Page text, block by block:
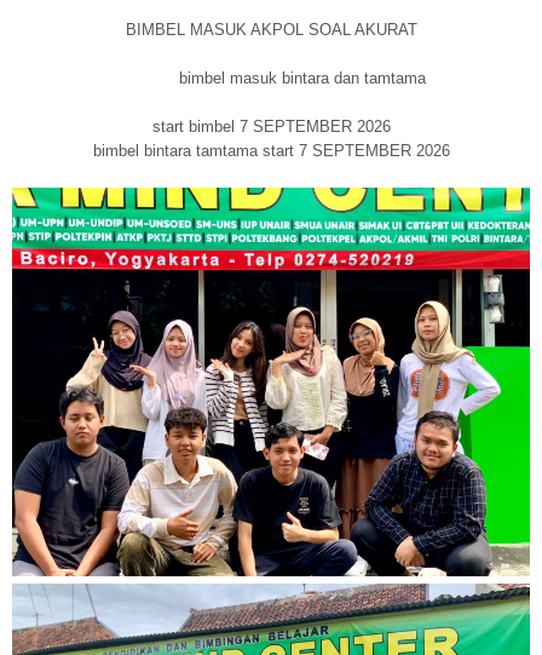
BIMBEL MASUK AKPOL SOAL AKURAT
bimbel masuk bintara dan tamtama
start bimbel 7 SEPTEMBER 2026
bimbel bintara tamtama start 7 SEPTEMBER 2026